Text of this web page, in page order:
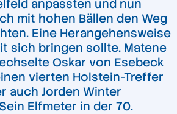
anpassten und nun
mit hohen Bällen den Weg
Eine Herangehensweise
sich bringen sollte. Matene
Oskar von Esebeck
vierten Holstein-Treffer
auch Jorden Winter
Elfmeter in der 70.